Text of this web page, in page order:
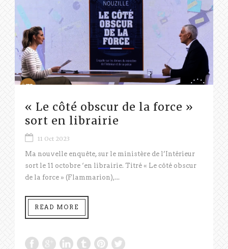
« Le côté obscur de la force »
sort en librairie
11 Oct 2023
Ma nouvelle enquête, sur le ministère de l’Intérieur
sort le 11 octobre ‘en librairie. Titré « Le côté obscur
de la force » (Flammarion),...
READ MORE